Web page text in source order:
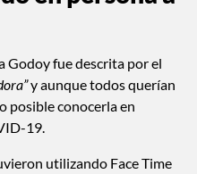
Godoy fue descrita por el
y aunque todos querían
posible conocerla en
19.
utilizando Face Time